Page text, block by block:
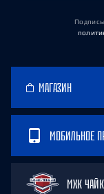
МАГАЗИН
МОБИЛЬНОЕ
МХК